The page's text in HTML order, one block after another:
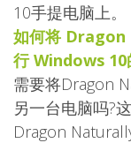
10手提电脑上。
如何将
行 Windows 10
需要将Dragon
另一台电脑吗?
Dragon